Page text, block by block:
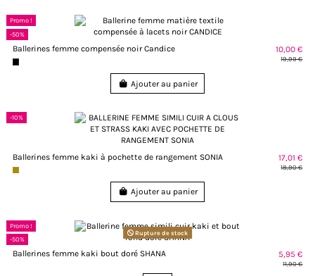
Promo !
-50%
Ballerines femme compensée noir Candice 10,00 €
19,99 €
Ajouter au panier
-10%
Ballerines femme kaki à pochette de rangement SONIA 17,01 €
18,90 €
Ajouter au panier
Promo !
-50%
Rupture de stock
Ballerines femme kaki bout doré SHANA 5,95 €
11,90 €